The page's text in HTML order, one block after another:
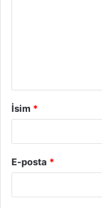
İsim *
E-posta *